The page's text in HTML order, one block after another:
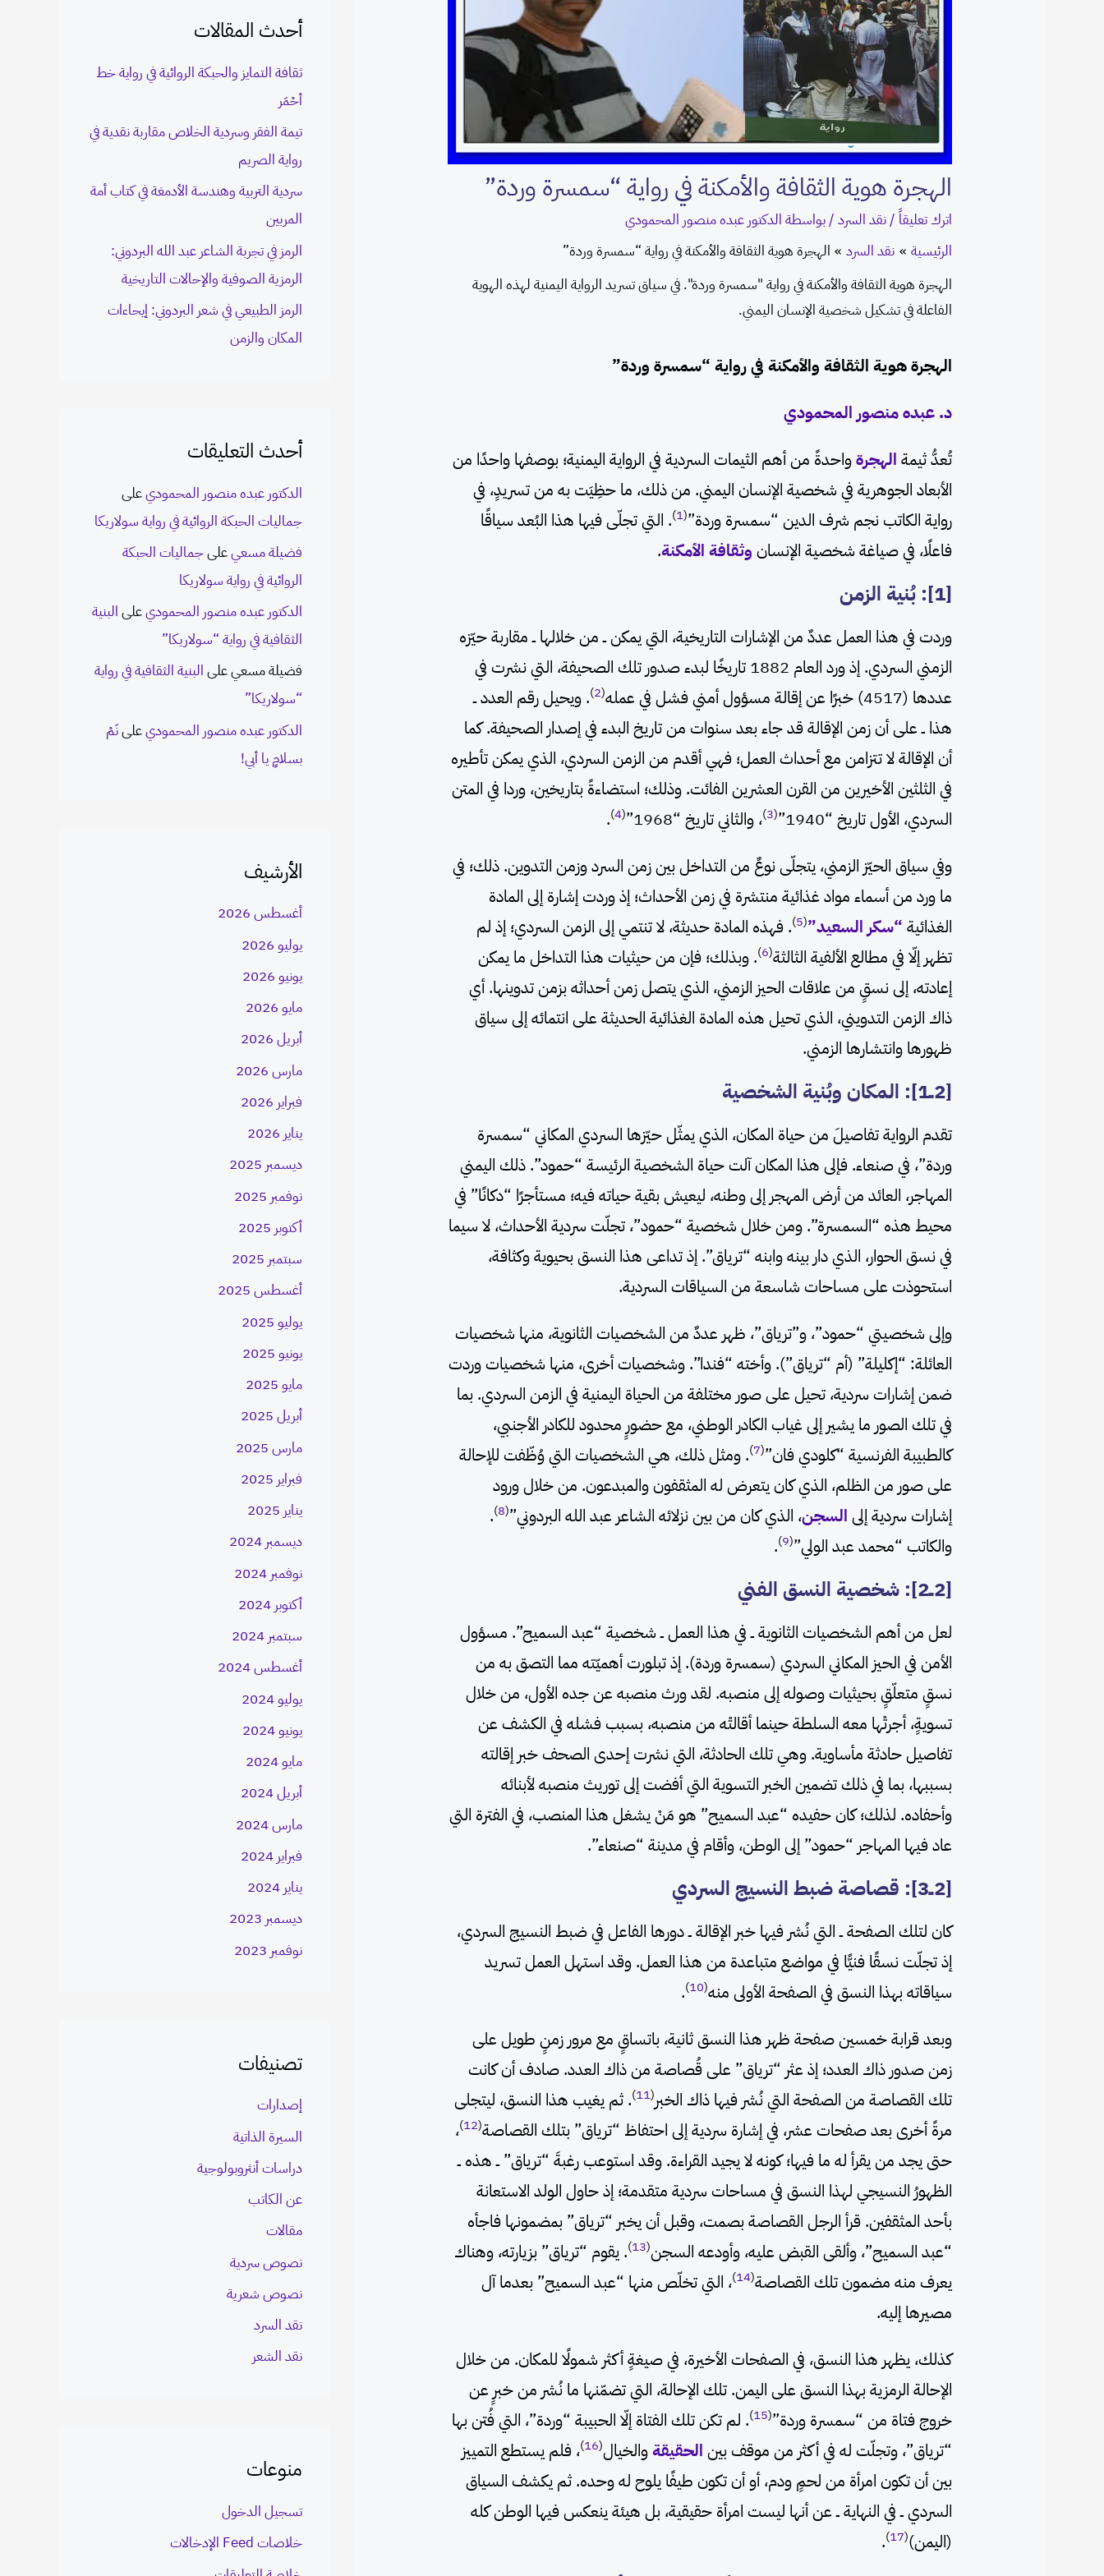
الهجرة هوية الثقافة والأمكنة في رواية “سمسرة وردة”
اترك تعليقاً /نقد السرد / بواسطة الدكتور عبده منصور المحمودي
الرئيسية
نقد السرد
الهجرة هوية الثقافة والأمكنة في رواية “سمسرة وردة”
الهجرة هوية الثقافة والأمكنة في رواية "سمسرة وردة". في سياق تسريد الرواية اليمنية لهذه الهوية
الفاعلة في تشكيل شخصية الإنسان اليمني.
الهجرة هوية الثقافة والأمكنة في رواية “سمسرة وردة”
د. عبده منصور المحمودي
تُعدُّ ثيمة الهجرةواحدةً من أهم الثيمات السردية في الرواية اليمنية؛ بوصفها واحدًا من
الأبعاد الجوهرية في شخصية الإنسان اليمني. من ذلك، ما حظِيَت به من تسريدٍ، في
رواية الكاتب نجم شرف الدين “سمسرة وردة”(
1
). التي تجلّى فيها هذا البُعد سياقًا
فاعلًا، في صياغة شخصية الإنسان وثقافة الأمكنة.
[1]: بُنية الزمن
وردت في هذا العمل عددٌ من الإشارات التاريخية، التي يمكن ــ من خلالها ــ مقاربة حيّزه
الزمني السردي. إذ ورد العام 1882 تاريخًا لبدء صدور تلك الصحيفة، التي نشرت في
عددها (4517) خبرًا عن إقالة مسؤول أمني فشل في عمله
(
2
). ويحيل رقم العدد ــ
هذا ــ على أن زمن الإقالة قد جاء بعد سنوات من تاريخ البدء في إصدار الصحيفة. كما
أن الإقالة لا تتزامن مع أحداث العمل؛ فهي أقدم من الزمن السردي، الذي يمكن تأطيره
في الثلثين الأخيرين من القرن العشرين الفائت. وذلك؛ استضاءةً بتاريخين، وردا في المتن
السردي، الأول تاريخ “1940”
(
3
)، والثاني تاريخ “1968” (
4
)
.
وفي سياق الحيّز الزمني، يتجلّى نوعٌ من التداخل بين زمن السرد وزمن التدوين. ذلك؛ في
ما ورد من أسماء مواد غذائية منتشرة في زمن الأحداث؛ إذ وردت إشارة إلى المادة
الغذائية “سكر السعيد”(
5
). فهذه المادة حديثة، لا تنتمي إلى الزمن السردي؛ إذ لم
تظهر إلّا في مطالع الألفية الثالثة(
6
). وبذلك؛ فإن من حيثيات هذا التداخل ما يمكن
إعادته، إلى نسقٍ من علاقات الحيز الزمني، الذي يتصل زمن أحداثه بزمن تدوينها. أي
ذاك الزمن التدويني، الذي تحيل هذه المادة الغذائية الحديثة على انتمائه إلى سياق
ظهورها وانتشارها الزمني.
[2ــ1]: المكان وبُنية الشخصية
تقدم الرواية تفاصيلَ من حياة المكان، الذي يمثّل حيّزها السردي المكاني “سمسرة
وردة”، في صنعاء. فإلى هذا المكان آلت حياة الشخصية الرئيسة “حمود”. ذلك اليمني
المهاجر، العائد من أرض المهجر إلى وطنه، ليعيش بقية حياته فيه؛ مستأجرًا “دكانًا” في
محيط هذه “السمسرة”. ومن خلال شخصية “حمود”، تجلّت سردية الأحداث، لا سيما
في نسق الحوار، الذي دار بينه وابنه “ترياق”. إذ تداعى هذا النسق بحيوية وكثافة،
استحوذت على مساحات شاسعة من السياقات السردية.
وإلى شخصيتي “حمود”، و”ترياق”، ظهر عددٌ من الشخصيات الثانوية، منها شخصيات
العائلة: “إكليلة” (أم “ترياق”). وأخته “فندا”. وشخصيات أخرى، منها شخصيات وردت
ضمن إشارات سردية، تحيل على صور مختلفة من الحياة اليمنية في الزمن السردي. بما
في تلك الصور ما يشير إلى غياب الكادر الوطني، مع حضورٍ محدود للكادر الأجنبي،
كالطبيبة الفرنسية “كلودي فان”(
7
). ومثل ذلك، هي الشخصيات التي وُظّفت للإحالة
على صور من الظلم، الذي كان يتعرض له المثقفون والمبدعون. من خلال ورود
إشارات سردية إلى السجن، الذي كان من بين نزلائه الشاعر عبد الله البردوني”(
8
)
.
والكاتب “محمد عبد الولي”(
9
)
.
[2ــ2]: شخصية النسق الفني
لعل من أهم الشخصيات الثانوية ــ في هذا العمل ــ شخصية “عبد السميح”. مسؤول
الأمن في الحيز المكاني السردي (سمسرة وردة). إذ تبلورت أهميّته مما التصق به من
نسقٍ متعلّقٍ بحيثيات وصوله إلى منصبه. لقد ورث منصبه عن جده الأول، من خلال
تسويةٍ، أجرتْها معه السلطة حينما أقالتْه من منصبه، بسبب فشله في الكشف عن
تفاصيل حادثة مأساوية. وهي تلك الحادثة، التي نشرت إحدى الصحف خبر إقالته
بسببها، بما في ذلك تضمين الخبر التسوية التي أفضت إلى توريث منصبه لأبنائه
وأحفاده. لذلك؛ كان حفيده “عبد السميح” هو مَنْ يشغل هذا المنصب، في الفترة التي
عاد فيها المهاجر “حمود” إلى الوطن، وأقام في مدينة “صنعاء”.
[2ــ3]: قصاصة ضبط النسيج السردي
كان لتلك الصفحة ــ التي نُشر فيها خبر الإقالة ــ دورها الفاعل في ضبط النسيج السردي،
إذ تجلّت نسقًا فنيًّا في مواضع متباعدة من هذا العمل. وقد استهل العمل تسريد
سياقاته بهذا النسق في الصفحة الأولى منه(
10
)
.
وبعد قرابة خمسين صفحة ظهر هذا النسق ثانية، باتساقٍ مع مرور زمنٍ طويل على
زمن صدور ذاك العدد؛ إذ عثر “ترياق” على قُصاصة من ذاك العدد. صادف أن كانت
تلك القصاصة من الصفحة التي نُشر فيها ذاك الخبر(
11
). ثم يغيب هذا النسق، ليتجلى
مرةً أخرى بعد صفحات عشر، في إشارة سردية إلى احتفاظ “ترياق” بتلك القصاصة(
12
)،
حتى يجد من يقرأ له ما فيها؛ كونه لا يجيد القراءة. وقد استوعب رغبةَ “ترياق” ــ هذه ــ
الظهورُ النسيجي لهذا النسق في مساحات سردية متقدمة؛ إذ حاول الولد الاستعانة
بأحد المثقفين. قرأ الرجل القصاصة بصمت، وقبل أن يخبر “ترياق” بمضمونها فاجأه
“عبد السميح”، وألقى القبض عليه، وأودعه السجن(
13
). يقوم “ترياق” بزيارته، وهناك
يعرف منه مضمون تلك القصاصة(
14
)، التي تخلّص منها “عبد السميح” بعدما آل
مصيرها إليه.
كذلك، يظهر هذا النسق، في الصفحات الأخيرة، في صيغةٍ أكثر شمولًا للمكان. من خلال
الإحالة الرمزية بهذا النسق على اليمن. تلك الإحالة، التي تضمّنها ما نُشر من خبرٍ عن
خروج فتاة من “سمسرة وردة”(
15
). لم تكن تلك الفتاة إلّا الحبيبة “وردة”، التي فُتن بها
“ترياق”، وتجلّت له في أكثر من موقف بين الحقيقةوالخيال(
16
)، فلم يستطع التمييز
بين أن تكون امرأة من لحمٍ ودم، أو أن تكون طيفًا يلوح له وحده. ثم يكشف السياق
السردي ــ في النهاية ــ عن أنها ليست امرأة حقيقية، بل هيئة ينعكس فيها الوطن كله
(اليمن)(
17
)
.
c
f
o
r
:
أحدث المقالات
ثقافة التمايز والحبكة الروائية في رواية خط
أحْمَر
تيمة الفقر وسردية الخلاص مقاربة نقدية في
رواية الصريم
سردية التربية وهندسة الأدمغة في كتاب أمة
المربين
الرمز في تجربة الشاعر عبد الله البردوني:
الرمزية الصوفية والإحالات التاريخية
الرمز الطبيعي في شعر البردوني: إيحاءات
المكان والزمن
أحدث التعليقات
الدكتور عبده منصور المحموديعلى
جماليات الحبكة الروائية في رواية سولاريكا
فضيلة مسعيعلىجماليات الحبكة
الروائية في رواية سولاريكا
الدكتور عبده منصور المحموديعلى البنية
الثقافية في رواية “سولاريكا”
فضيلة مسعيعلى البنية الثقافية في رواية
“سولاريكا”
الدكتور عبده منصور المحموديعلىنَمْ
بسلامٍ يا أبي!
الأرشيف
أغسطس 2026
يوليو 2026
يونيو 2026
مايو 2026
أبريل 2026
مارس 2026
فبراير 2026
يناير 2026
ديسمبر 2025
نوفمبر 2025
أكتوبر 2025
سبتمبر 2025
أغسطس 2025
يوليو 2025
يونيو 2025
مايو 2025
أبريل 2025
مارس 2025
فبراير 2025
يناير 2025
ديسمبر 2024
نوفمبر 2024
أكتوبر 2024
سبتمبر 2024
أغسطس 2024
يوليو 2024
يونيو 2024
مايو 2024
أبريل 2024
مارس 2024
فبراير 2024
يناير 2024
ديسمبر 2023
نوفمبر 2023
تصنيفات
إصدارات
السيرة الذاتية
دراسات أنثروبولوجية
عن الكاتب
مقالات
نصوص سردية
نصوص شعرية
نقد السرد
نقد الشعر
منوعات
تسجيل الدخول
خلاصات Feed الإدخالات